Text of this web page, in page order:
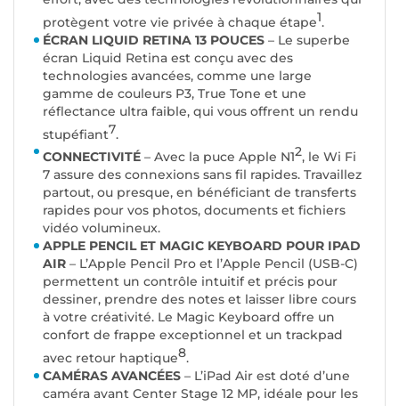
protègent votre vie privée à chaque étape1.
ÉCRAN LIQUID RETINA 13 POUCES – Le superbe
écran Liquid Retina est conçu avec des
technologies avancées, comme une large
gamme de couleurs P3, True Tone et une
réflectance ultra faible, qui vous offrent un rendu
stupéfiant7.
CONNECTIVITÉ – Avec la puce Apple N12, le Wi Fi
7 assure des connexions sans fil rapides. Travaillez
partout, ou presque, en bénéficiant de transferts
rapides pour vos photos, documents et fichiers
vidéo volumineux.
APPLE PENCIL ET MAGIC KEYBOARD POUR IPAD
AIR – L’Apple Pencil Pro et l’Apple Pencil (USB-C)
permettent un contrôle intuitif et précis pour
dessiner, prendre des notes et laisser libre cours
à votre créativité. Le Magic Keyboard offre un
confort de frappe exceptionnel et un trackpad
avec retour haptique8.
CAMÉRAS AVANCÉES – L’iPad Air est doté d’une
caméra avant Center Stage 12 MP, idéale pour les